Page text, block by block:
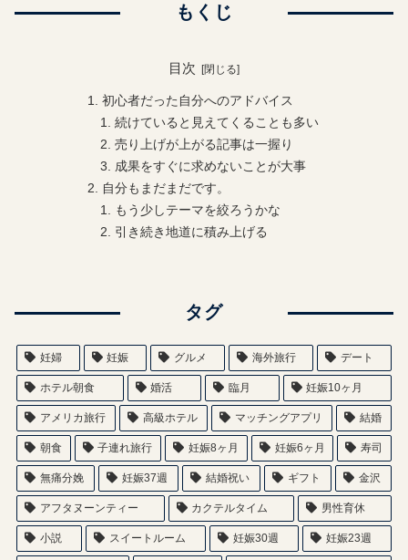
もくじ
目次
初心者だった自分へのアドバイス
続けていると見えてくることも多い
売り上げが上がる記事は一握り
成果をすぐに求めないことが大事
自分もまだまだです。
もう少しテーマを絞ろうかな
引き続き地道に積み上げる
タグ
妊婦 妊娠 グルメ 海外旅行 デート
ホテル朝食 婚活 臨月 妊娠10ヶ月
アメリカ旅行 高級ホテル マッチングアプリ 結婚
朝食 子連れ旅行 妊娠8ヶ月 妊娠6ヶ月 寿司
無痛分娩 妊娠37週 結婚祝い ギフト 金沢
アフタヌーンティー カクテルタイム 男性育休
小説 スイートルーム 妊娠30週 妊娠23週